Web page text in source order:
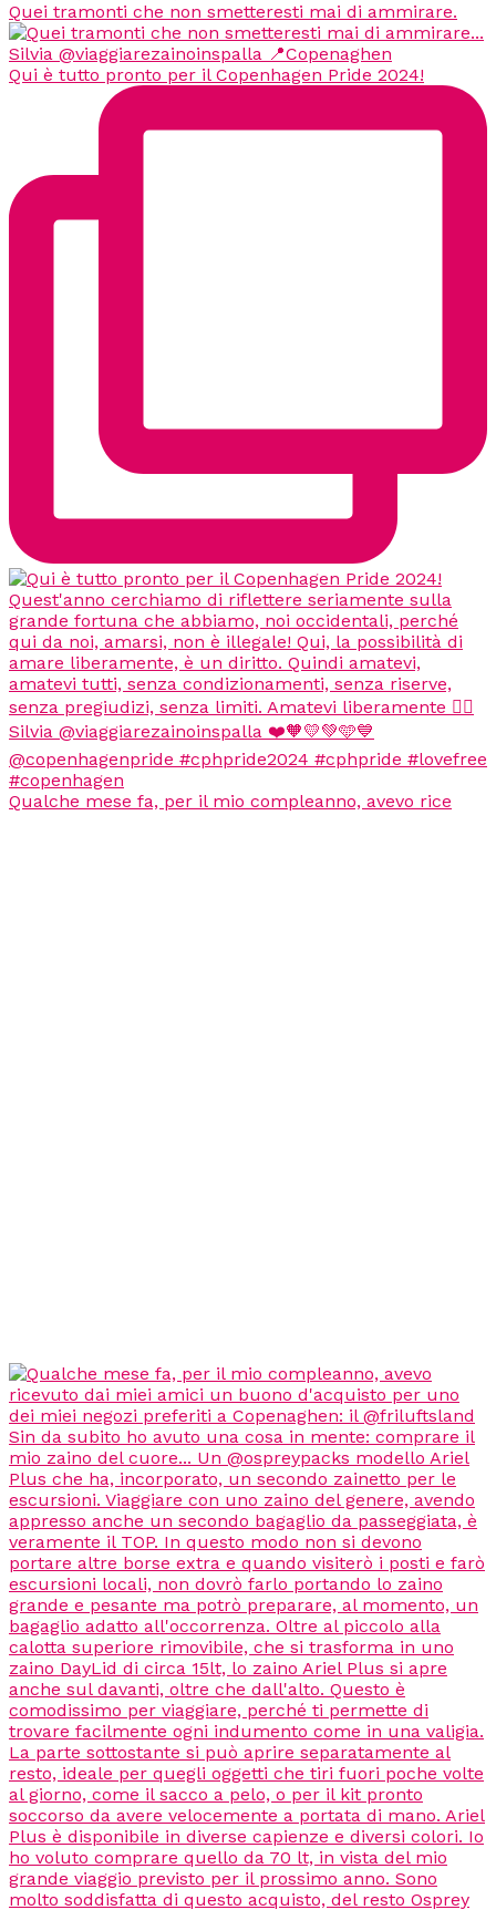
Quei tramonti che non smetteresti mai di ammirare.
Qui è tutto pronto per il Copenhagen Pride 2024!
Qualche mese fa, per il mio compleanno, avevo rice